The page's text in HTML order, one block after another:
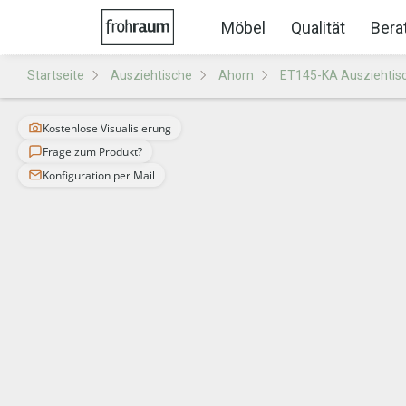
Möbel Qualität
Startseite Ausziehtische Ahorn ET145-KA
Kostenlose Visualisierung
Frage zum Produkt?
Konfiguration per Mail